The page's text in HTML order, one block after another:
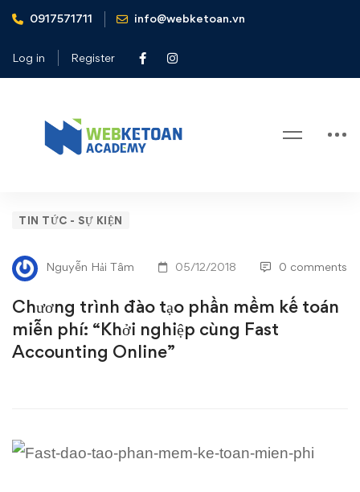
0917571711 info@webketoan.vn
Log in Register
Home
Tin tức - Sự kiện
nghiệp cùng Fast Accounting Online”
Chương
trình
đào
tạo
phần
kế
TIN TỨC - SỰ KIỆN
Nguyễn Hải Tâm 05/12/2018 0 comments
Chương trình đào tạo phần mềm kế toán
miễn phí: “Khởi nghiệp cùng Fast
Accounting Online”